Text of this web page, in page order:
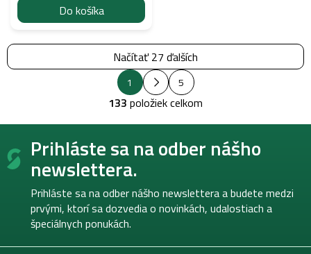
Do košíka
O
v
l
á
a
e
p
r
Načítať 27 ďalších
S
t
r
á
n
o
v
i
e
1 5
133 položiek celkom
Z
Prihláste sa na odber nášho
newslettera.
Prihláste sa na odber nášho newslettera a budete medzi
prvými, ktorí sa dozvedia o novinkách, udalostiach a
špeciálnych ponukách.